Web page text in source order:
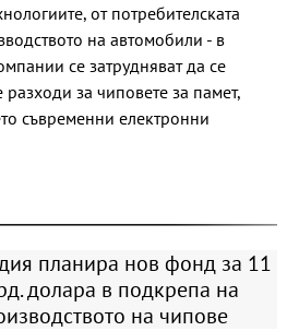
от потребителската
на автомобили - в
се затрудняват да се
за чиповете за памет,
съвременни електронни
планира нов фонд за 11
долара в подкрепа на
на чипове